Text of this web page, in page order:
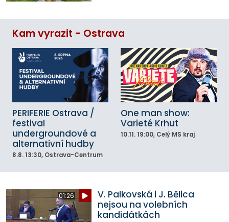
Kam vyrazit - Ostrava
PERIFERIE Ostrava /
festival
undergroundové a
alternativní hudby
8.8. 13:30, Ostrava-Centrum
One man show:
Varieté Krhut
10.11. 19:00, Celý MS kraj
01:26
V. Palkovská i J. Bělica
nejsou na volebních
kandidátkách